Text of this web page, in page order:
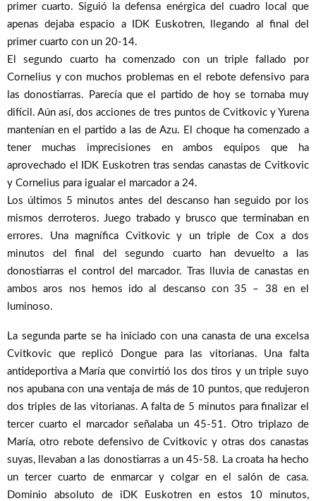
primer cuarto. Siguió la defensa enérgica del cuadro local que
apenas dejaba espacio a IDK Euskotren, llegando al final del
primer cuarto con un 20-14.
El segundo cuarto ha comenzado con un triple fallado por
Cornelius y con muchos problemas en el rebote defensivo para
las donostiarras. Parecía que el partido de hoy se tornaba muy
difícil. Aún así, dos acciones de tres puntos de Cvitkovic y Yurena
mantenían en el partido a las de Azu. El choque ha comenzado a
tener muchas imprecisiones en ambos equipos que ha
aprovechado el IDK Euskotren tras sendas canastas de Cvitkovic
y Cornelius para igualar el marcador a 24.
Los últimos 5 minutos antes del descanso han seguido por los
mismos derroteros. Juego trabado y brusco que terminaban en
errores. Una magnífica Cvitkovic y un triple de Cox a dos
minutos del final del segundo cuarto han devuelto a las
donostiarras el control del marcador. Tras lluvia de canastas en
ambos aros nos hemos ido al descanso con 35 – 38 en el
luminoso.
La segunda parte se ha iniciado con una canasta de una excelsa
Cvitkovic que replicó Dongue para las vitorianas. Una falta
antideportiva a María que convirtió los dos tiros y un triple suyo
nos apubana con una ventaja de más de 10 puntos, que redujeron
dos triples de las vitorianas. A falta de 5 minutos para finalizar el
tercer cuarto el marcador señalaba un 45-51. Otro triplazo de
María, otro rebote defensivo de Cvitkovic y otras dos canastas
suyas, llevaban a las donostiarras a un 45-58. La croata ha hecho
un tercer cuarto de enmarcar y colgar en el salón de casa.
Dominio absoluto de iDK Euskotren en estos 10 minutos,